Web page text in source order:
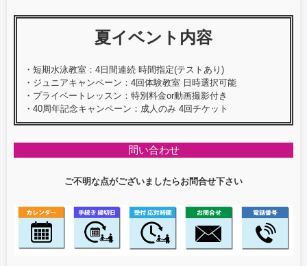
夏イベント内容
・短期水泳教室：4日間連続 時間指定(テストあり)
・ジュニアキャンペーン：4回体験教室 日時選択可能
・プライベートレッスン：特別料金or動画撮影付き
・40周年記念キャンペーン：成人のみ 4回チケット
問い合わせ
ご不明な点がございましたらお問合せ下さい